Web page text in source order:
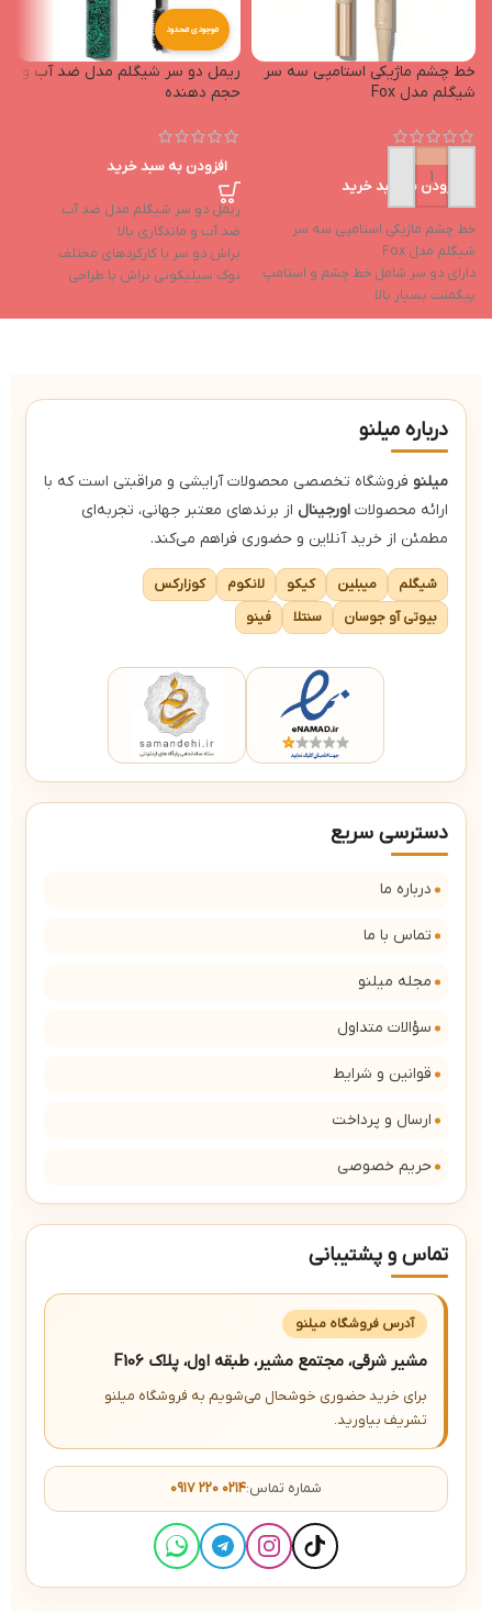
خط چشم ماژیکی استامپی سه سر
شیگلم مدل Fox
افزودن به سبد خرید
خط چشم ماژیکی استامپی سه سر
شیگلم مدل Fox
دارای دو سر شامل خط چشم و استامپ
پيگمنت بسيار بالا
ماندگاری عالی
موجودی محدود
ریمل دو سر شیگلم مدل ضد آب و
حجم دهنده
افزودن به سبد خرید
ریمل دو سر شیگلم مدل ضد آب
ضد آب و ماندگاری بالا
براش دو سر با کارکردهای مختلف
نوک سیلیکونی براش با طراحی
پیگمنت‌های مشکی اشباع
درباره میلنو
میلنو فروشگاه تخصصی محصولات آرایشی و مراقبتی است که با
ارائه محصولات اورجینال از برندهای معتبر جهانی، تجربه‌ای
مطمئن از خرید آنلاین و حضوری فراهم می‌کند.
شیگلم میبلین کیکو لانکوم
کوزارکس
بیوتی آو جوسان
سنتلا فینو
دسترسی سریع
درباره ما
تماس با ما
مجله میلنو
سؤالات متداول
قوانین و شرایط
ارسال و پرداخت
حریم خصوصی
تماس و پشتیبانی
آدرس فروشگاه میلنو
مشیر شرقی، مجتمع مشیر، طبقه اول، پلاک F106
برای خرید حضوری خوشحال می‌شویم به فروشگاه میلنو
تشریف بیاورید.
شماره تماس:۰۹۱۷ ۲۲۰ ۰۲۱۴